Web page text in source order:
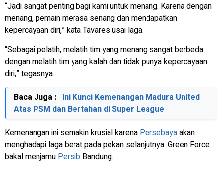
“Jadi sangat penting bagi kami untuk menang. Karena dengan
menang, pemain merasa senang dan mendapatkan
kepercayaan diri,” kata Tavares usai laga.
“Sebagai pelatih, melatih tim yang menang sangat berbeda
dengan melatih tim yang kalah dan tidak punya kepercayaan
diri,” tegasnya.
Baca Juga : Ini Kunci Kemenangan Madura United
Atas PSM dan Bertahan di Super League
Kemenangan ini semakin krusial karena Persebayaakan
menghadapi laga berat pada pekan selanjutnya. Green Force
bakal menjamu Persib Bandung.